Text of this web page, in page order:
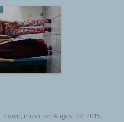
, clown, music on August 22, 2015.